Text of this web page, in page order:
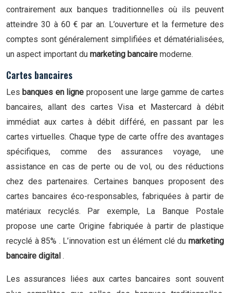
contrairement aux banques traditionnelles où ils peuvent
atteindre 30 à 60 € par an. L’ouverture et la fermeture des
comptes sont généralement simplifiées et dématérialisées,
un aspect important du marketing bancaire moderne.
Cartes bancaires
Les banques en ligne proposent une large gamme de cartes
bancaires, allant des cartes Visa et Mastercard à débit
immédiat aux cartes à débit différé, en passant par les
cartes virtuelles. Chaque type de carte offre des avantages
spécifiques, comme des assurances voyage, une
assistance en cas de perte ou de vol, ou des réductions
chez des partenaires. Certaines banques proposent des
cartes bancaires éco-responsables, fabriquées à partir de
matériaux recyclés. Par exemple, La Banque Postale
propose une carte Origine fabriquée à partir de plastique
recyclé à 85% . L’innovation est un élément clé du marketing
bancaire digital .
Les assurances liées aux cartes bancaires sont souvent